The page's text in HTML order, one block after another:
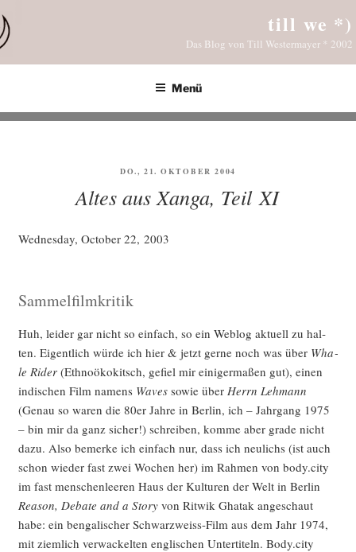
Inhalt
springen
till we *)
Das Blog von Till Westermayer * 2002
Menü
VERÖFFENTLICHT
DO., 21. OKTOBER 2004
Altes aus Xanga, Teil XI
Wed­nes­day, Octo­ber 22, 2003
Sammelfilmkritik
Huh, lei­der gar nicht so ein­fach, so ein Web­log aktu­ell zu hal­
ten. Eigent­lich wür­de ich hier & jetzt ger­ne noch was über Wha­
le Rider(Eth­no­öko­kitsch, gefiel mir eini­ger­ma­ßen gut), einen
indi­schen Film namens Wavessowie über Herrn Leh­mann
(Genau so waren die 80er Jah­re in Ber­lin, ich – Jahr­gang 1975
– bin mir da ganz sicher!) schrei­ben, kom­me aber gra­de nicht
dazu. Also bemer­ke ich ein­fach nur, dass ich neu­lichs (ist auch
schon wie­der fast zwei Wochen her) im Rah­men von body.city
im fast men­schen­lee­ren Haus der Kul­tu­ren der Welt in Ber­lin
Reason, Deba­te and a Sto­ryvon Rit­wik Ghat­ak ange­schaut
habe: ein ben­ga­li­scher Schwarz­weiss-Film aus dem Jahr 1974,
mit ziem­lich ver­wa­ckel­ten eng­li­schen Unter­ti­teln. Body.city